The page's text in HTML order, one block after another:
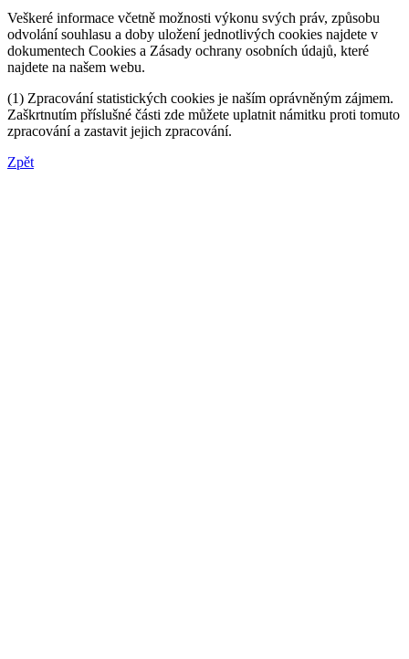
Veškeré informace včetně možnosti výkonu svých práv, způsobu
odvolání souhlasu a doby uložení jednotlivých cookies najdete v
dokumentech Cookies a Zásady ochrany osobních údajů, které
najdete na našem webu.
(1) Zpracování statistických cookies je naším oprávněným zájmem.
Zaškrtnutím příslušné části zde můžete uplatnit námitku proti tomuto
zpracování a zastavit jejich zpracování.
Zpět